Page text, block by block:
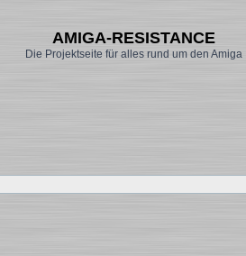
AMIGA-RESISTANCE
Die Projektseite für alles rund um den Amiga